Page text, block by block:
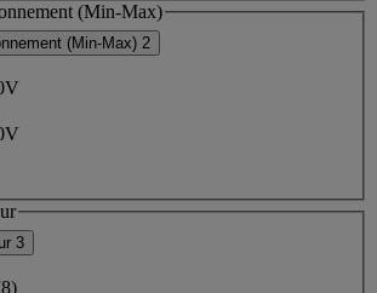
(Min-Max)
(Min-Max) 2
3